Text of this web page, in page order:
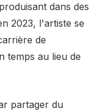
dans des
2023, l'artiste se
de
temps au lieu de
partager du